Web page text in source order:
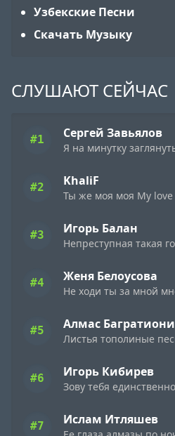
Узбекские Песни
Скачать Музыку
СЛУШАЮТ СЕЙЧАС
#1 Сергей Завьялов
#2 KhaliF
Ты же моя моя My love
#3 Игорь Балан
#4 Женя Белоусова
#5 Алмас Багратиони
#6 Игорь Кибирев
#7 Ислам Итляшев